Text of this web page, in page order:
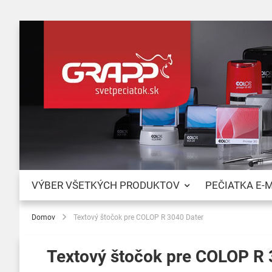
VÝBER VŠETKÝCH PRODUKTOV PEČIATKA E-
Domov Textový štočok pre COLOP R 3040 Dater
Textový štočok pre COLOP R